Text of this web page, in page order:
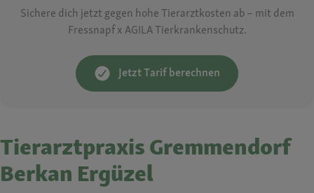
Sichere dich jetzt gegen hohe Tierarztkosten ab – mit dem
Fressnapf x AGILA Tierkrankenschutz.
Jetzt Tarif berechnen
Tierarztpraxis Gremmendorf
Berkan Ergüzel